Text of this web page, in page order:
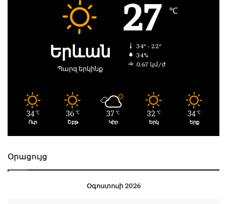
Երևան
Պարզ երկինք
27 ℃
34º - 22º
34%
0.67 կմ/ժ
34 ℃
Ուր
36 ℃
Շբթ
37 ℃
Կիր
32 ℃
Երկ
34 ℃
Երք
Օրացույց
Օգոստոսի 2026